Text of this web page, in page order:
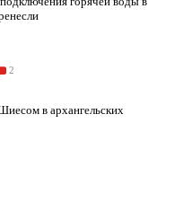
2
в архангельских